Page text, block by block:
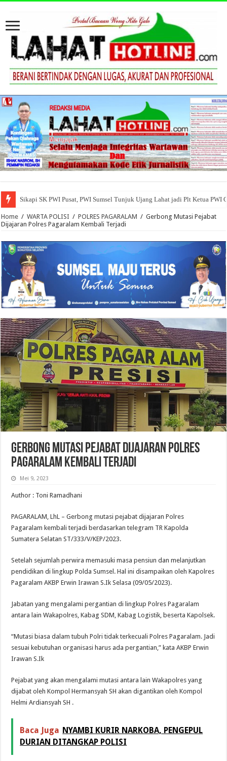
Sikapi SK PWI Pusat, PWI Sumsel Tunjuk Ujang Lahat jadi Plt Ketua PWI
Home / WARTA POLISI / POLRES PAGARALAM / Gerbong Mutasi Pejabat
Dijajaran Polres Pagaralam Kembali Terjadi
Gerbong Mutasi Pejabat Dijajaran Polres
Pagaralam Kembali Terjadi
Mei 9, 2023
Author : Toni Ramadhani
PAGARALAM, LhL – Gerbong mutasi pejabat dijajaran Polres
Pagaralam kembali terjadi berdasarkan telegram TR Kapolda
Sumatera Selatan ST/333/V/KEP/2023.
Setelah sejumlah perwira memasuki masa pensiun dan melanjutkan
pendidikan di lingkup Polda Sumsel. Hal ini disampaikan oleh Kapolres
Pagaralam AKBP Erwin Irawan S.Ik Selasa (09/05/2023).
Jabatan yang mengalami pergantian di lingkup Polres Pagaralam
antara lain Wakapolres, Kabag SDM, Kabag Logistik, beserta Kapolsek.
“Mutasi biasa dalam tubuh Polri tidak terkecuali Polres Pagaralam. Jadi
sesuai kebutuhan organisasi harus ada pergantian,” kata AKBP Erwin
Irawan S.Ik
Pejabat yang akan mengalami mutasi antara lain Wakapolres yang
dijabat oleh Kompol Hermansyah SH akan digantikan oleh Kompol
Helmi Ardiansyah SH .
Baca Juga NYAMBI KURIR NARKOBA, PENGEPUL
DURIAN DITANGKAP POLISI